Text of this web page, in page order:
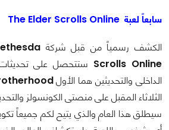
سابعاً لعبة The Elder Scrolls Online
الكشف رسمياً من قبل شركة
Scrolls Online ستتحصل على
الداخلى والتحديثين هما الأول
الثلاثاء المقبل على منصتى الكونسولز
سيطلق هذا العام والذي يتيح لكم جميعاً